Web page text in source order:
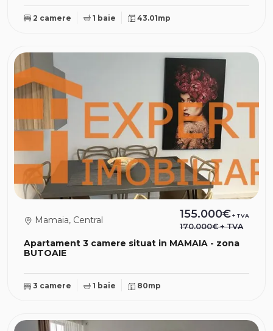
2 camere 1 baie 43.01mp
Apartament 3 camere situat in MAMAIA - zona
BUTOAIE
Mamaia, Central 155.000€+ TVA
170.000€+ TVA
3 camere 1 baie 80mp